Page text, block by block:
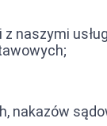
naszymi
nakazów